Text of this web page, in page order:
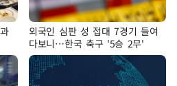
외국인 심판 성 접대 7경기 들여
다보니…한국 축구 '5승 2무'